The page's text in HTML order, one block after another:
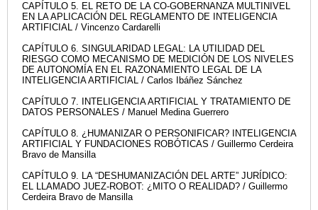
CAPÍTULO 5. EL RETO DE LA CO-GOBERNANZA MULTINIVEL
EN LA APLICACIÓN DEL REGLAMENTO DE INTELIGENCIA
ARTIFICIAL / Vincenzo Cardarelli
CAPÍTULO 6. SINGULARIDAD LEGAL: LA UTILIDAD DEL
RIESGO COMO MECANISMO DE MEDICIÓN DE LOS NIVELES
DE AUTONOMÍA EN EL RAZONAMIENTO LEGAL DE LA
INTELIGENCIA ARTIFICIAL / Carlos Ibáñez Sánchez
CAPÍTULO 7. INTELIGENCIA ARTIFICIAL Y TRATAMIENTO DE
DATOS PERSONALES / Manuel Medina Guerrero
CAPÍTULO 8. ¿HUMANIZAR O PERSONIFICAR? INTELIGENCIA
ARTIFICIAL Y FUNDACIONES ROBÓTICAS / Guillermo Cerdeira
Bravo de Mansilla
CAPÍTULO 9. LA “DESHUMANIZACIÓN DEL ARTE” JURÍDICO:
EL LLAMADO JUEZ-ROBOT: ¿MITO O REALIDAD? / Guillermo
Cerdeira Bravo de Mansilla